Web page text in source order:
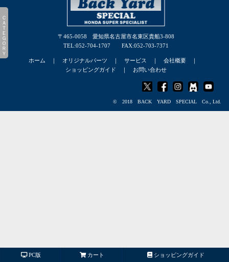
ＣＡＴＥＧＯＲＹ
〒465-0058 愛知県名古屋市名東区貴船3-808
TEL:052-704-1707 FAX:052-703-7371
ホーム ｜ オリジナルパーツ ｜ サービス ｜ 会社概要 ｜
ショッピングガイド ｜ お問い合わせ
© 2018 BACK YARD SPECIAL Co., Ltd.
PC版 カート ショッピングガイド